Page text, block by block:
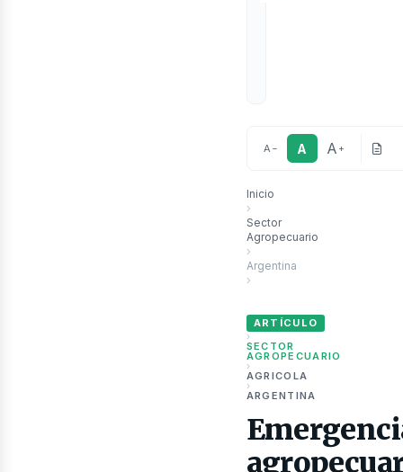
A − A A +
Inicio
›
Sector
Agropecuario
›
Argentina
›
ARTÍCULO
›
SECTOR
AGROPECUARIO
›
AGRICOLA
›
ARGENTINA